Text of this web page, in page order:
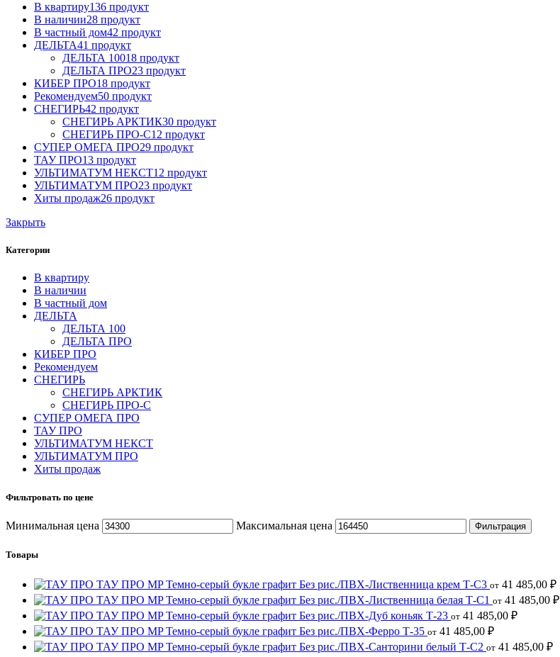
В квартиру136 продукт
В наличии28 продукт
В частный дом42 продукт
ДЕЛЬТА41 продукт
ДЕЛЬТА 10018 продукт
ДЕЛЬТА ПРО23 продукт
КИБЕР ПРО18 продукт
Рекомендуем50 продукт
СНЕГИРЬ42 продукт
СНЕГИРЬ АРКТИК30 продукт
СНЕГИРЬ ПРО-С12 продукт
СУПЕР ОМЕГА ПРО29 продукт
ТАУ ПРО13 продукт
УЛЬТИМАТУМ НЕКСТ12 продукт
УЛЬТИМАТУМ ПРО23 продукт
Хиты продаж26 продукт
Закрыть
Категории
В квартиру
В наличии
В частный дом
ДЕЛЬТА
ДЕЛЬТА 100
ДЕЛЬТА ПРО
КИБЕР ПРО
Рекомендуем
СНЕГИРЬ
СНЕГИРЬ АРКТИК
СНЕГИРЬ ПРО-С
СУПЕР ОМЕГА ПРО
ТАУ ПРО
УЛЬТИМАТУМ НЕКСТ
УЛЬТИМАТУМ ПРО
Хиты продаж
Фильтровать по цене
Минимальная цена Максимальная цена Фильтрация
Товары
ТАУ ПРО MP Темно-серый букле графит Без рис./ПВХ-Лиственница крем Т-С3 от 41 485,00 ₽
ТАУ ПРО MP Темно-серый букле графит Без рис./ПВХ-Лиственница белая Т-С1 от 41 485,00 ₽
ТАУ ПРО MP Темно-серый букле графит Без рис./ПВХ-Дуб коньяк Т-23 от 41 485,00 ₽
ТАУ ПРО MP Темно-серый букле графит Без рис./ПВХ-Ферро Т-35 от 41 485,00 ₽
ТАУ ПРО MP Темно-серый букле графит Без рис./ПВХ-Санторини белый Т-С2 от 41 485,00 ₽